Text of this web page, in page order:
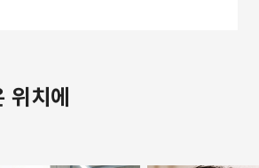
위치에